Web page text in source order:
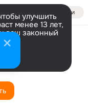
Войти
улучшить
менее 13 лет,
ваш законный